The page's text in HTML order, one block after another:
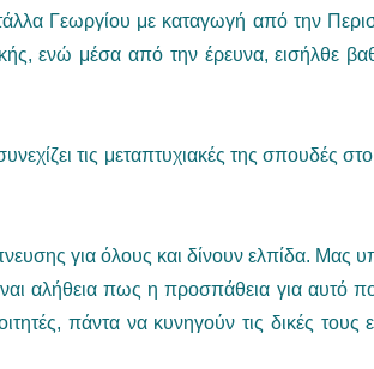
Γεωργίου με καταγωγή από την
ενώ μέσα από την έρευνα, εισήλθε
τις μεταπτυχιακές της σπουδές
για όλους και δίνουν ελπίδα. Μας
αλήθεια πως η προσπάθεια για αυτό
πάντα να κυνηγούν τις δικές τους